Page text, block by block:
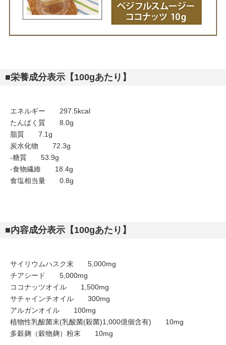
■栄養成分表示【100gあたり】
エネルギー 297.5kcal
たんぱく質 8.0g
脂質 7.1g
炭水化物 72.3g
-糖質 53.9g
-食物繊維 18.4g
食塩相当量 0.8g
■内容成分表示【100gあたり】
サイリウムハスク末 5,000mg
チアシード 5,000mg
ココナッツオイル 1,500mg
サチャインチオイル 300mg
アルガンオイル 100mg
植物性乳酸菌末(乳酸菌(殺菌)1,000億個含有) 10mg
多穀麹（穀物麹）粉末 10mg